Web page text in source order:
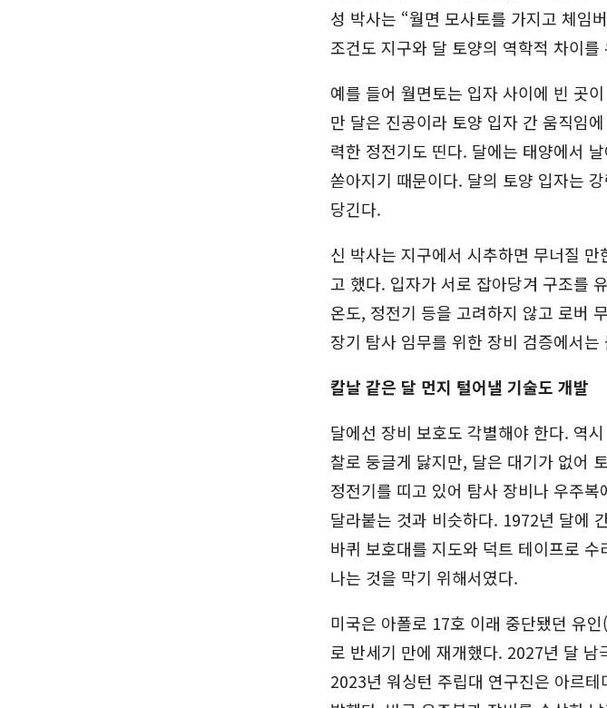
성 박사는 “월면 모사토를 가지고 체임
조건도 지구와 달 토양의 역학적 차이
예를 들어 월면토는 입자 사이에 빈 곳
만 달은 진공이라 토양 입자 간 움직임
력한 정전기도 띤다. 달에는 태양에서
쏟아지기 때문이다. 달의 토양 입자는
당긴다.
신 박사는 지구에서 시추하면 무너질
고 했다. 입자가 서로 잡아당겨 구조를
온도, 정전기 등을 고려하지 않고 로버
장기 탐사 임무를 위한 장비 검증에서
칼날 같은 달 먼지 털어낼 기술도 개발
달에선 장비 보호도 각별해야 한다. 역
찰로 둥글게 닳지만, 달은 대기가 없어
정전기를 띠고 있어 탐사 장비나 우주
달라붙는 것과 비슷하다. 1972년 달에
바퀴 보호대를 지도와 덕트 테이프로
나는 것을 막기 위해서였다.
미국은 아폴로 17호 이래 중단됐던 유
로 반세기 만에 재개했다. 2027년 달
2023년 워싱턴 주립대 연구진은 아르